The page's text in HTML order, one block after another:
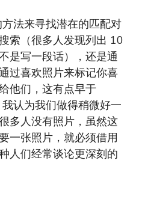
法来寻找潜在的匹配对
索（很多人发现列出 10
是写一段话），还是通
过喜欢照片来标记你喜
他们，这有点早于
认为我们做得稍微好一
多人没有照片，虽然这
一张照片，就必须借用
人们经常谈论更深刻的